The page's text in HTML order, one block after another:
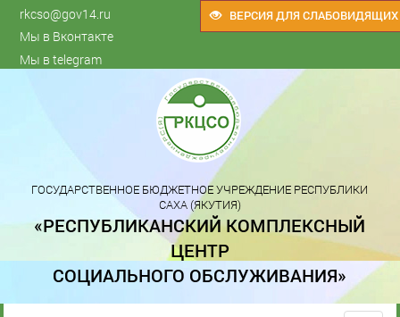
ВЕРСИЯ ДЛЯ СЛАБОВИДЯЩИХ
rkcso@gov14.ru
Мы в Вконтакте
Мы в telegram
ГОСУДАРСТВЕННОЕ БЮДЖЕТНОЕ УЧРЕЖДЕНИЕ РЕСПУБЛИКИ
САХА (ЯКУТИЯ)
«РЕСПУБЛИКАНСКИЙ КОМПЛЕКСНЫЙ
ЦЕНТР
СОЦИАЛЬНОГО ОБСЛУЖИВАНИЯ»